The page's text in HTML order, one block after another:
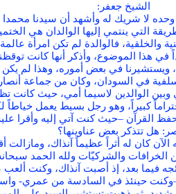
الشيخ جعفر:
وحده لا شريك له وأشهد أن سيدنا
التي ينتمي إليها الوالدان هي
والخلقية، فالوالدة لم تكن امرأة
هذا الموضوع، وأذكر أنها كانت
ويستشيرنا في بعض أموره، وهذا لم
في السودان، وكان من جماعة
الوالدين لاسيما أمي، حيث
كبيراً، وهو رجل بسيط يعمل
القرآن –حيث كنت آتي إليه وأقرا
هل تتذكر بعض عناوينها؟
له أثراً عظيماً آنذاك، ومازالت
والشركيّات ولله الحمد
فيما بعد، إذ أصبت آنذاك، وكنت
حينئذ في السادسة من عمري-